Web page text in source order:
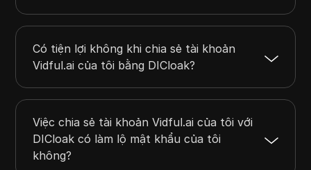
Có tiện lợi không khi chia sẻ tài khoản
Vidful.ai của tôi bằng DICloak?
Việc chia sẻ tài khoản Vidful.ai của tôi với
DICloak có làm lộ mật khẩu của tôi
không?